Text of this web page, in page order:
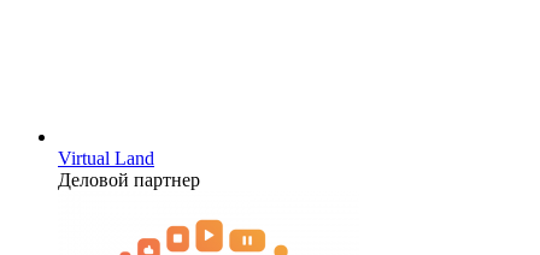
Virtual Land
Деловой партнер